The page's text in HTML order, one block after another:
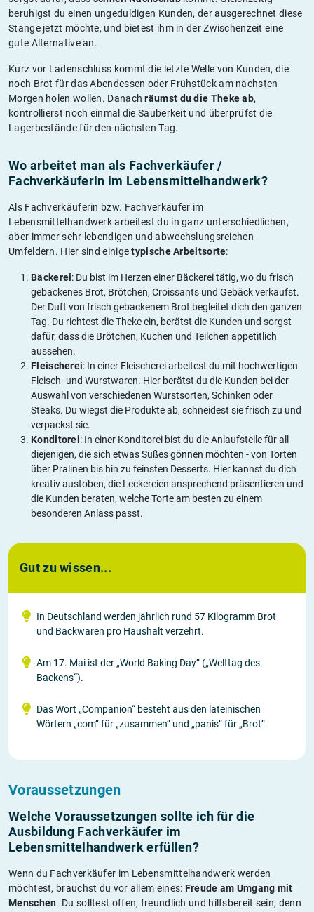
beruhigst du einen ungeduldigen Kunden, der ausgerechnet diese
Stange jetzt möchte, und bietest ihm in der Zwischenzeit eine
gute Alternative an.
Kurz vor Ladenschluss kommt die letzte Welle von Kunden, die
noch Brot für das Abendessen oder Frühstück am nächsten
Morgen holen wollen. Danachräumst du die Theke ab,
kontrollierst noch einmal die Sauberkeit und überprüfst die
Lagerbestände für den nächsten Tag.
Wo arbeitet man als Fachverkäufer /
Fachverkäuferin im Lebensmittelhandwerk?
Als Fachverkäuferin bzw. Fachverkäufer im
Lebensmittelhandwerk arbeitest du in ganz unterschiedlichen,
aber immer sehr lebendigen und abwechslungsreichen
Umfeldern. Hier sind einigetypische Arbeitsorte:
Bäckerei: Du bist im Herzen einer Bäckerei tätig, wo du frisch
gebackenes Brot, Brötchen, Croissants und Gebäck verkaufst.
Der Duft von frisch gebackenem Brot begleitet dich den ganzen
Tag. Du richtest die Theke ein, berätst die Kunden und sorgst
dafür, dass die Brötchen, Kuchen und Teilchen appetitlich
aussehen.
Fleischerei: In einer Fleischerei arbeitest du mit hochwertigen
Fleisch- und Wurstwaren. Hier berätst du die Kunden bei der
Auswahl von verschiedenen Wurstsorten, Schinken oder
Steaks. Du wiegst die Produkte ab, schneidest sie frisch zu und
verpackst sie.
Konditorei: In einer Konditorei bist du die Anlaufstelle für all
diejenigen, die sich etwas Süßes gönnen möchten - von Torten
über Pralinen bis hin zu feinsten Desserts. Hier kannst du dich
kreativ austoben, die Leckereien ansprechend präsentieren und
die Kunden beraten, welche Torte am besten zu einem
besonderen Anlass passt.
Gut zu wissen...
In Deutschland werden jährlich rund 57 Kilogramm Brot
und Backwaren pro Haushalt verzehrt.
Am 17. Mai ist der „World Baking Day“ („Welttag des
Backens“).
Das Wort „Companion“ besteht aus den lateinischen
Wörtern „com“ für „zusammen“ und „panis“ für „Brot“.
Voraussetzungen
Welche Voraussetzungen sollte ich für die
Ausbildung Fachverkäufer im
Lebensmittelhandwerk erfüllen?
Wenn du Fachverkäufer im Lebensmittelhandwerk werden
möchtest, brauchst du vor allem eines: Freude am Umgang mit
Menschen. Du solltest offen, freundlich und hilfsbereit sein, denn